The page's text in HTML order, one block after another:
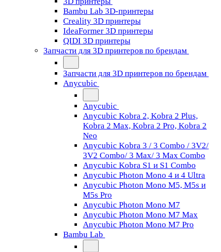
Bambu Lab 3D-принтеры
Creality 3D принтеры
IdeaFormer 3D принтеры
QIDI 3D принтеры
Запчасти для 3D принтеров по брендам
Запчасти для 3D принтеров по брендам
Anycubic
Anycubic
Anycubic Kobra 2, Kobra 2 Plus,
Kobra 2 Max, Kobra 2 Pro, Kobra 2
Neo
Anycubic Kobra 3 / 3 Combo / 3V2/
3V2 Combo/ 3 Max/ 3 Max Combo
Anycubic Kobra S1 и S1 Combo
Anycubic Photon Mono 4 и 4 Ultra
Anycubic Photon Mono M5, M5s и
M5s Pro
Anycubic Photon Mono M7
Anycubic Photon Mono M7 Max
Anycubic Photon Mono M7 Pro
Bambu Lab